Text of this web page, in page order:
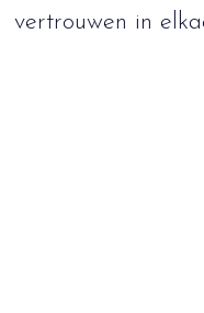
vertrouwen in